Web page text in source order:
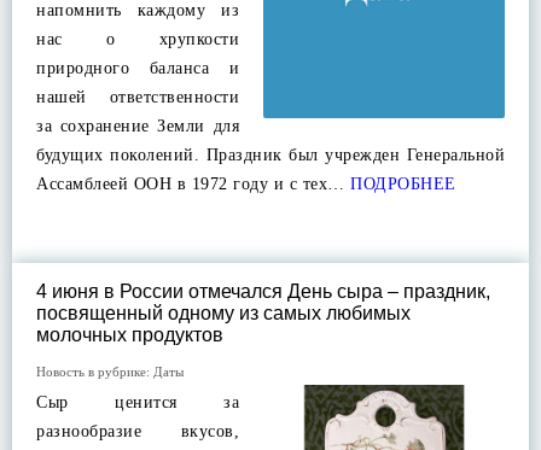
напомнить каждому из
нас о хрупкости
природного баланса и
нашей ответственности
за сохранение Земли для
будущих поколений. Праздник был учрежден Генеральной
Ассамблеей ООН в 1972 году и с тех… ПОДРОБНЕЕ
4 июня в России отмечался День сыра – праздник,
посвященный одному из самых любимых
молочных продуктов
Новость в рубрике: Даты
Сыр ценится за
разнообразие вкусов,